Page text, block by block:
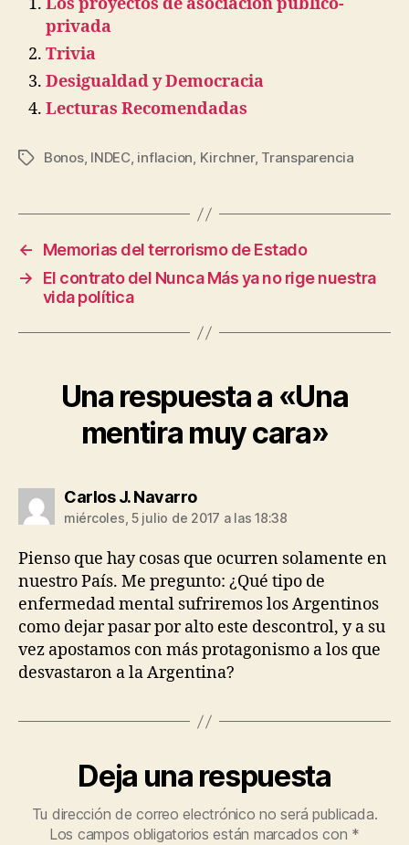
Los proyectos de asociación público-
privada
Trivia
Desigualdad y Democracia
Lecturas Recomendadas
Etiquetas
Bonos, INDEC, inflacion, Kirchner, Transparencia
←
Memorias del terrorismo de Estado
→
El contrato del Nunca Más ya no rige nuestra
vida política
Una respuesta a «Una
mentira muy cara»
Carlos J. Navarrodice:
miércoles, 5 julio de 2017 a las 18:38
Pienso que hay cosas que ocurren solamente en
nuestro País. Me pregunto: ¿Qué tipo de
enfermedad mental sufriremos los Argentinos
como dejar pasar por alto este descontrol, y a su
vez apostamos con más protagonismo a los que
desvastaron a la Argentina?
Deja una respuesta
Tu dirección de correo electrónico no será publicada.
Los campos obligatorios están marcados con *